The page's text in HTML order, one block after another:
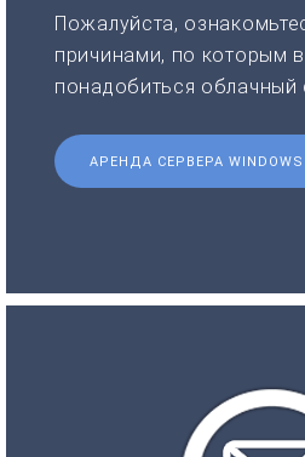
Пожалуйста,
причинами, по которым
понадобиться облачный
АРЕНДА СЕРВЕРА WINDOWS